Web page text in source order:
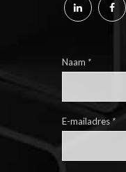
Naam *
E-mailadres *